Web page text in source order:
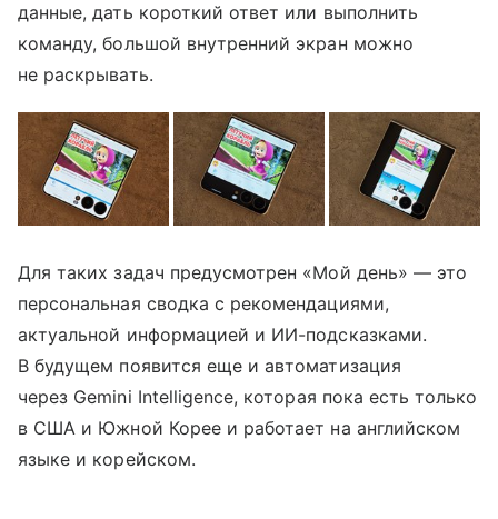
данные, дать короткий ответ или выполнить
команду, большой внутренний экран можно
не раскрывать.
Для таких задач предусмотрен «Мой день» — это
персональная сводка с рекомендациями,
актуальной информацией и ИИ-подсказками.
В будущем появится еще и автоматизация
через Gemini Intelligence, которая пока есть только
в США и Южной Корее и работает на английском
языке и корейском.